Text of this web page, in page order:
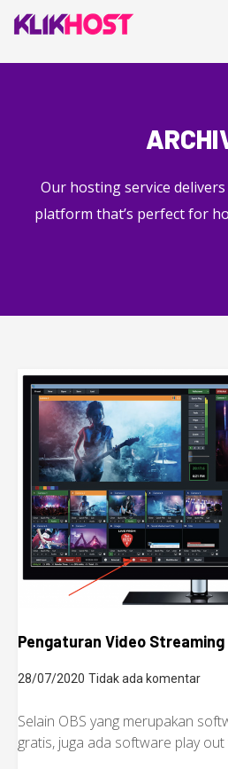
Our hosting service
platform that’s perfect for
Pengaturan Video Streaming
28/07/2020 Tidak ada komentar
Selain OBS yang merupakan
gratis, juga ada software play